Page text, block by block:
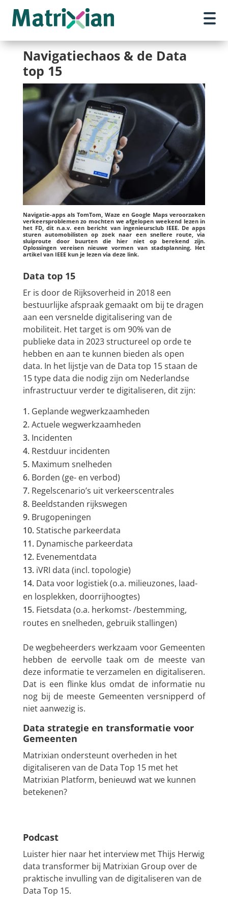
Navigatiechaos & de Data
top 15
Navigatie-apps als TomTom, Waze en Google Maps veroorzaken
verkeersproblemen zo mochten we afgelopen weekend lezen in
het FD, dit n.a.v. een bericht van ingenieursclub IEEE. De apps
sturen automobilisten op zoek naar een snellere route, via
sluiproute door buurten die hier niet op berekend zijn.
Oplossingen vereisen nieuwe vormen van stadsplanning. Het
artikel van IEEE kun je lezen via deze link.
Data top 15
Er is door de Rijksoverheid in 2018 een
bestuurlijke afspraak gemaakt om bij te dragen
aan een versnelde digitalisering van de
mobiliteit. Het target is om 90% van de
publieke data in 2023 structureel op orde te
hebben en aan te kunnen bieden als open
data. In het lijstje van de Data top 15 staan de
15 type data die nodig zijn om Nederlandse
infrastructuur verder te digitaliseren, dit zijn:
Geplande wegwerkzaamheden
Actuele wegwerkzaamheden
Incidenten
Restduur incidenten
Maximum snelheden
Borden (ge- en verbod)
Regelscenario’s uit verkeerscentrales
Beeldstanden rijkswegen
Brugopeningen
Statische parkeerdata
Dynamische parkeerdata
Evenementdata
iVRI data (incl. topologie)
Data voor logistiek (o.a. milieuzones, laad-
en losplekken, doorrijhoogtes)
Fietsdata (o.a. herkomst- /bestemming,
routes en snelheden, gebruik stallingen)
De wegbeheerders werkzaam voor Gemeenten
hebben de eervolle taak om de meeste van
deze informatie te verzamelen en digitaliseren.
Dat is een flinke klus omdat de informatie nu
nog bij de meeste Gemeenten versnipperd of
niet aanwezig is.
Data strategie en transformatie voor
Gemeenten
Matrixian ondersteunt overheden in het
digitaliseren van de Data Top 15 met het
Matrixian Platform, benieuwd wat we kunnen
betekenen?
Podcast
Luister hier naar het interview met Thijs Herwig
data transformer bij Matrixian Group over de
praktische invulling van de digitaliseren van de
Data Top 15.